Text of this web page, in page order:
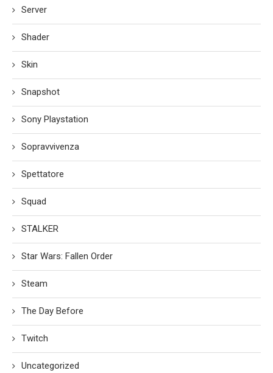
Server
Shader
Skin
Snapshot
Sony Playstation
Sopravvivenza
Spettatore
Squad
STALKER
Star Wars: Fallen Order
Steam
The Day Before
Twitch
Uncategorized